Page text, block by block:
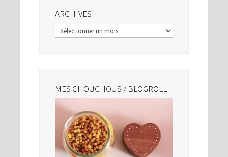
ARCHIVES
Archives
MES CHOUCHOUS / BLOGROLL